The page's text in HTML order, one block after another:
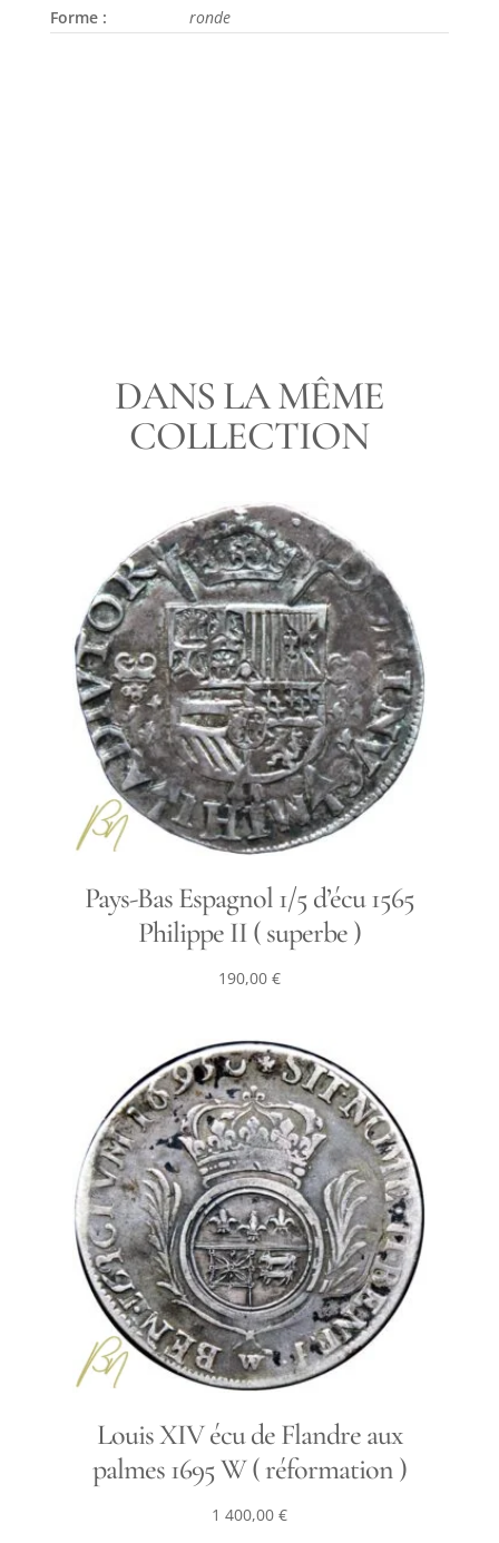
Forme :
ronde
DANS LA MÊME
COLLECTION
Pays-Bas Espagnol 1/5 d’écu 1565
Philippe II ( superbe )
190,00 €
Louis XIV écu de Flandre aux
palmes 1695 W ( réformation )
1 400,00 €